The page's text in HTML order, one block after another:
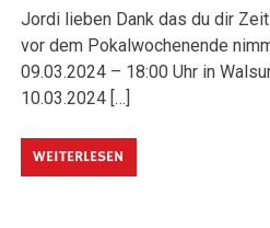
Jordi lieben Dank das du dir
vor dem Pokalwochenende
09.03.2024 – 18:00 Uhr in
10.03.2024 […]
WEITERLESEN